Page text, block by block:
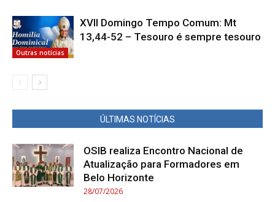
Outras notícias
XVII Domingo Tempo Comum: Mt
13,44-52 – Tesouro é sempre tesouro
ÚLTIMAS NOTÍCIAS
OSIB realiza Encontro Nacional de
Atualização para Formadores em
Belo Horizonte
28/07/2026